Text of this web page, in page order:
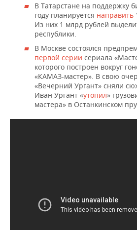
В Татарстане на поддержку
году планируется направить
Из них 1 млрд рублей
республики.
В Москве состоялся
первой серии сериала
которого построен вокруг
«КАМАЗ-мастер». В свою
«Вечерний Ургант» сняли
Иван Ургант «утопил»
мастера» в Останкинском